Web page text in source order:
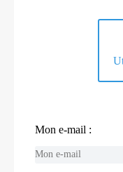
Mon e-mail :